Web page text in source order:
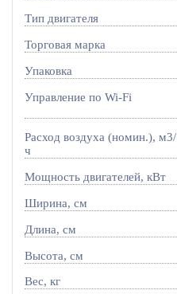
Тип двигателя
Торговая марка
Упаковка
Управление по Wi-Fi
Расход воздуха (номин.), м3/
ч
Мощность двигателей, кВт
Ширина, см
Длина, см
Высота, см
Вес, кг